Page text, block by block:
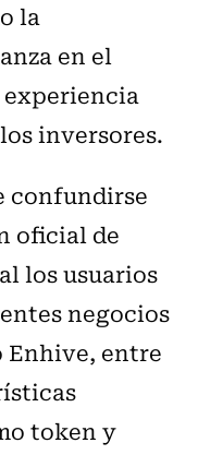
la
en el
experiencia
inversores.
confundirse
oficial de
los usuarios
negocios
Enhive, entre
token y